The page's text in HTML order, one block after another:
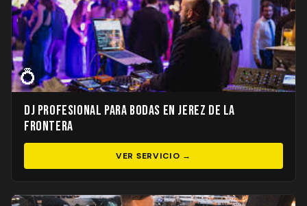
💍
DJ Profesional para Bodas en Jerez de la
Frontera
VER SERVICIO →